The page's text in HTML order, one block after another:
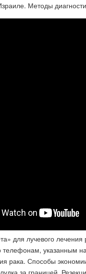
Методы
для лучевого
телефонам, указанным
рака. Способы
за границей.